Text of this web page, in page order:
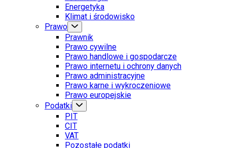
Energetyka
Klimat i środowisko
Prawo
Prawnik
Prawo cywilne
Prawo handlowe i gospodarcze
Prawo internetu i ochrony danych
Prawo administracyjne
Prawo karne i wykroczeniowe
Prawo europejskie
Podatki
PIT
CIT
VAT
Pozostałe podatki